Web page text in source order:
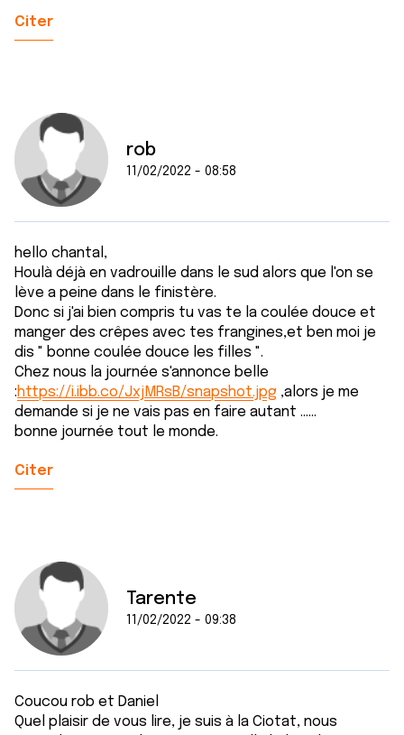
Citer
rob
11/02/2022 - 08:58
hello chantal,
Houlà déjà en vadrouille dans le sud alors que l'on se
lève a peine dans le finistère.
Donc si j'ai bien compris tu vas te la coulée douce et
manger des crêpes avec tes frangines,et ben moi je
dis " bonne coulée douce les filles ".
Chez nous la journée s'annonce belle
:https://i.ibb.co/JxjMRsB/snapshot.jpg ,alors je me
demande si je ne vais pas en faire autant ......
bonne journée tout le monde.
Citer
Tarente
11/02/2022 - 09:38
Coucou rob et Daniel
Quel plaisir de vous lire, je suis à la Ciotat, nous